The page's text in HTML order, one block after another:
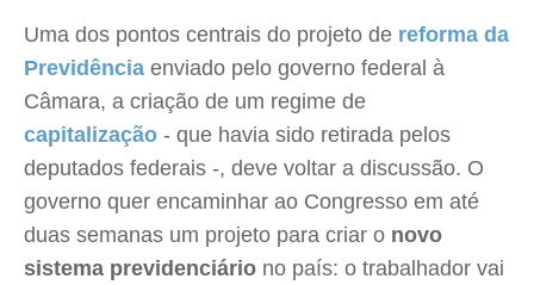
Uma dos pontos centrais do projeto de reforma da
Previdência enviado pelo governo federal à
Câmara, a criação de um regime de
capitalização - que havia sido retirada pelos
deputados federais -, deve voltar a discussão. O
governo quer encaminhar ao Congresso em até
duas semanas um projeto para criar o novo
sistema previdenciário no país: o trabalhador vai